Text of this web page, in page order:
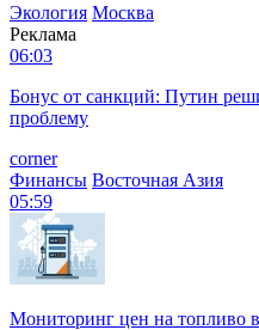
Экология Москва
Реклама
06:03
Бонус от санкций: Путин
проблему
corner
Финансы Восточная Азия
05:59
Мониторинг цен на топливо